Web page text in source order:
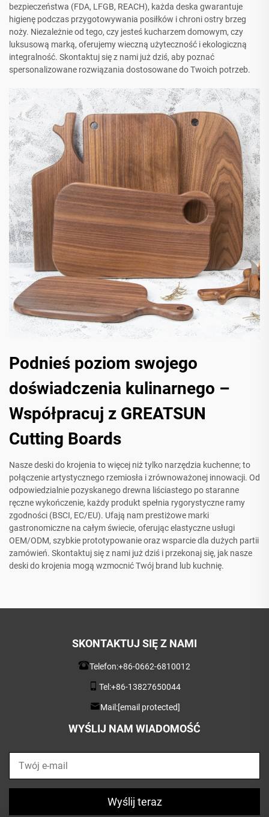
bezpieczeństwa (FDA, LFGB, REACH), każda deska gwarantuje
higienę podczas przygotowywania posiłków i chroni ostry brzeg
noży. Niezależnie od tego, czy jesteś kucharzem domowym, czy
luksusową marką, oferujemy wieczną użyteczność i ekologiczną
integralność. Skontaktuj się z nami już dziś, aby poznać
spersonalizowane rozwiązania dostosowane do Twoich potrzeb.
Podnieś poziom swojego
doświadczenia kulinarnego –
Współpracuj z GREATSUN
Cutting Boards
Nasze deski do krojenia to więcej niż tylko narzędzia kuchenne; to
połączenie artystycznego rzemiosła i zrównoważonej innowacji. Od
odpowiedzialnie pozyskanego drewna liściastego po staranne
ręczne wykończenie, każdy produkt spełnia rygorystyczne ramy
zgodności (BSCI, EC/EU). Ufają nam prestiżowe marki
gastronomiczne na całym świecie, oferując elastyczne usługi
OEM/ODM, szybkie prototypowanie oraz wsparcie dla dużych partii
zamówień. Skontaktuj się z nami już dziś i przekonaj się, jak nasze
deski do krojenia mogą wzmocnić Twój brand lub kuchnię.
SKONTAKTUJ SIĘ Z NAMI
Telefon:+86-0662-6810012
Tel:+86-13827650044
Mail:[email protected]
WYŚLIJ NAM WIADOMOŚĆ
Wyślij teraz